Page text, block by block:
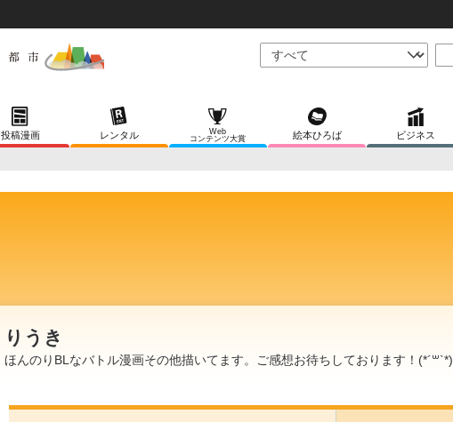
投稿漫画 レンタル
Web
コンテンツ大賞
絵本ひろば ビジネス
りうき
ほんのりBLなバトル漫画その他描いてます。ご感想お待ちしております！(*´꒳`*)